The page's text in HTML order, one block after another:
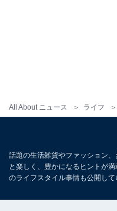
All About ニュース ライフ
話題の生活雑貨やファッション
と楽しく、豊かになるヒントが
のライフスタイル事情も公開して